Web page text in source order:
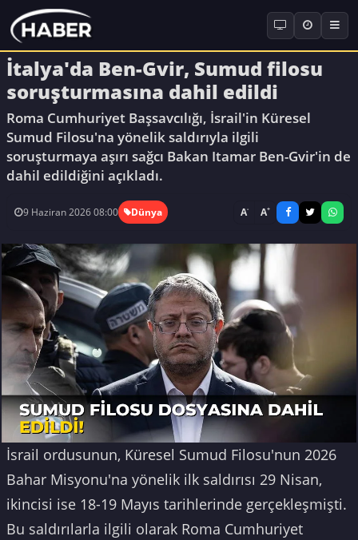
İtalya'da Ben-Gvir, Sumud filosu
soruşturmasına dahil edildi
Roma Cumhuriyet Başsavcılığı, İsrail'in Küresel
Sumud Filosu'na yönelik saldırıyla ilgili
soruşturmaya aşırı sağcı Bakan Itamar Ben-Gvir'in de
dahil edildiğini açıkladı.
9 Haziran 2026 08:00 Dünya A- A+
İsrail ordusunun, Küresel Sumud Filosu'nun 2026
Bahar Misyonu'na yönelik ilk saldırısı 29 Nisan,
ikincisi ise 18-19 Mayıs tarihlerinde gerçekleşmişti.
Bu saldırılarla ilgili olarak Roma Cumhuriyet